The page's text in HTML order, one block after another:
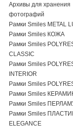
Архивы для хранения
фотографий
Рамки Smiles METAL
Рамки Smiles КОЖА
Рамки Smiles
CLASSIC
Рамки Smiles
INTERIOR
Рамки Smiles
Рамки Smiles
Рамки Smiles
Рамки Smiles
ELEGANCE